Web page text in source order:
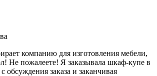
компанию для изготовления мебели,
Не пожалеете! Я заказывала шкаф-купе в
обсуждения заказа и заканчивая